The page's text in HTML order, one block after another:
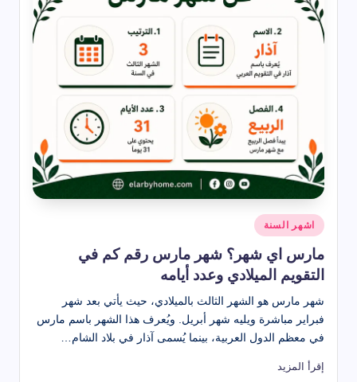
نُشر
في
اشهر السنة
مارس اي شهر؟ شهر مارس رقم كم في
التقويم الميلادي وعدد أيامه
شهر مارس هو الشهر الثالث بالميلادي، حيث يأتي بعد شهر
فبراير مباشرة ويليه شهر أبريل. ويُعرف هذا الشهر باسم مارس
في معظم الدول العربية، بينما يُسمى آذار في بلاد الشام…
إقرأ المزيد